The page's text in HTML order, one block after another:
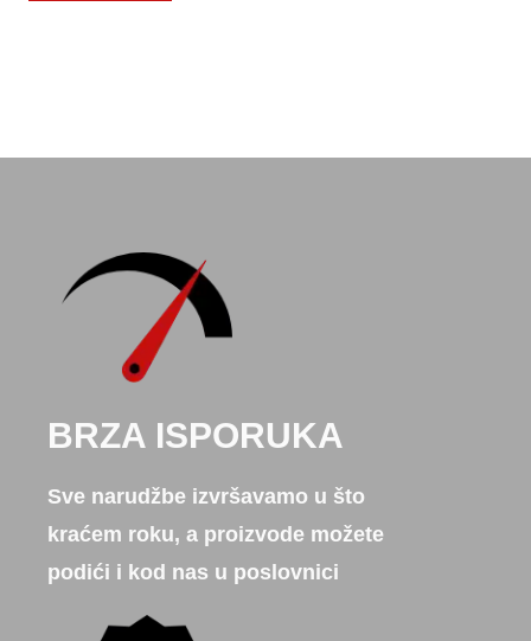
BRZA ISPORUKA
Sve narudžbe izvršavamo u što
kraćem roku, a proizvode možete
podići i kod nas u poslovnici